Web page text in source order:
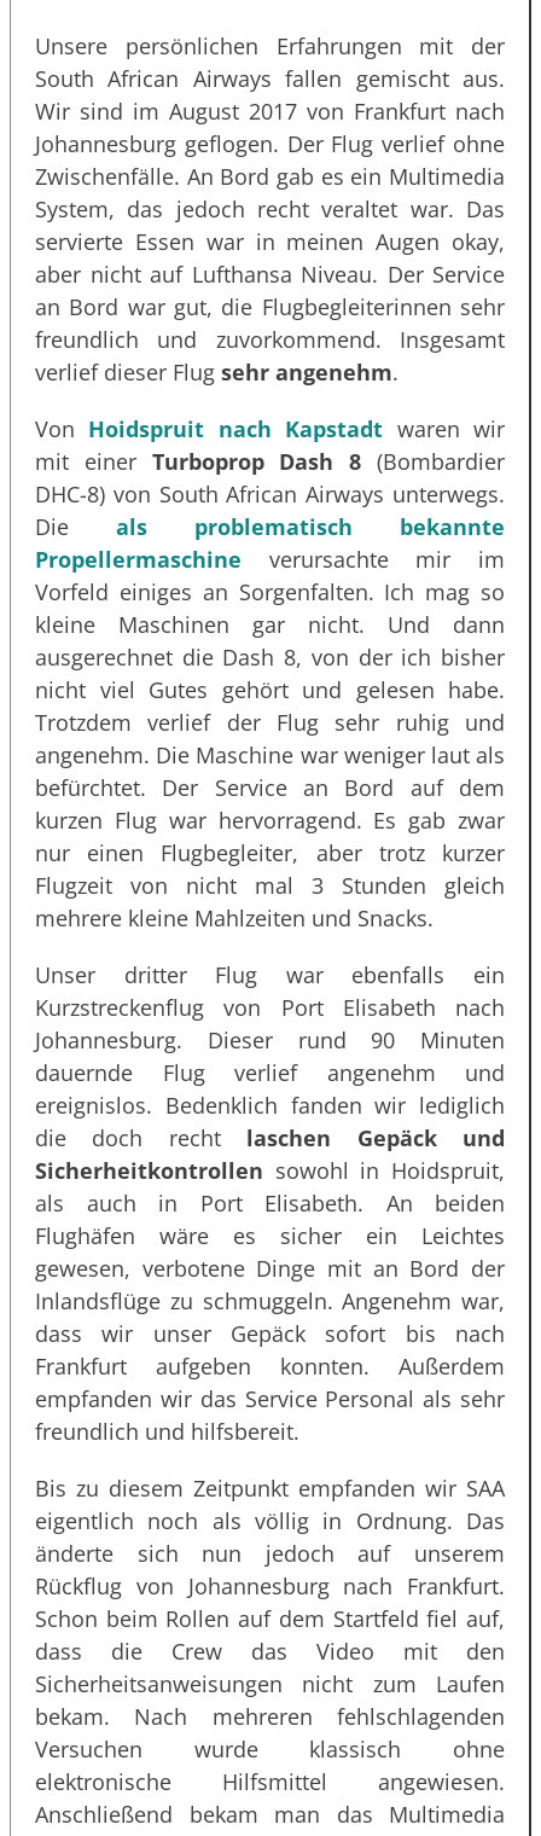
Unsere persönlichen Erfahrungen mit der
South African Airways fallen gemischt aus.
Wir sind im August 2017 von Frankfurt nach
Johannesburg geflogen. Der Flug verlief ohne
Zwischenfälle. An Bord gab es ein Multimedia
System, das jedoch recht veraltet war. Das
servierte Essen war in meinen Augen okay,
aber nicht auf Lufthansa Niveau. Der Service
an Bord war gut, die Flugbegleiterinnen sehr
freundlich und zuvorkommend. Insgesamt
verlief dieser Flug sehr angenehm.
Von Hoidspruit nach Kapstadt waren wir
mit einer Turboprop Dash 8 (Bombardier
DHC-8) von South African Airways unterwegs.
Die als problematisch bekannte
Propellermaschine verursachte mir im
Vorfeld einiges an Sorgenfalten. Ich mag so
kleine Maschinen gar nicht. Und dann
ausgerechnet die Dash 8, von der ich bisher
nicht viel Gutes gehört und gelesen habe.
Trotzdem verlief der Flug sehr ruhig und
angenehm. Die Maschine war weniger laut als
befürchtet. Der Service an Bord auf dem
kurzen Flug war hervorragend. Es gab zwar
nur einen Flugbegleiter, aber trotz kurzer
Flugzeit von nicht mal 3 Stunden gleich
mehrere kleine Mahlzeiten und Snacks.
Unser dritter Flug war ebenfalls ein
Kurzstreckenflug von Port Elisabeth nach
Johannesburg. Dieser rund 90 Minuten
dauernde Flug verlief angenehm und
ereignislos. Bedenklich fanden wir lediglich
die doch rechtlaschen Gepäck und
Sicherheitkontrollen sowohl in Hoidspruit,
als auch in Port Elisabeth. An beiden
Flughäfen wäre es sicher ein Leichtes
gewesen, verbotene Dinge mit an Bord der
Inlandsflüge zu schmuggeln. Angenehm war,
dass wir unser Gepäck sofort bis nach
Frankfurt aufgeben konnten. Außerdem
empfanden wir das Service Personal als sehr
freundlich und hilfsbereit.
Bis zu diesem Zeitpunkt empfanden wir SAA
eigentlich noch als völlig in Ordnung. Das
änderte sich nun jedoch auf unserem
Rückflug von Johannesburg nach Frankfurt.
Schon beim Rollen auf dem Startfeld fiel auf,
dass die Crew das Video mit den
Sicherheitsanweisungen nicht zum Laufen
bekam. Nach mehreren fehlschlagenden
Versuchen wurde klassisch ohne
elektronische Hilfsmittel angewiesen.
Anschließend bekam man das Multimedia